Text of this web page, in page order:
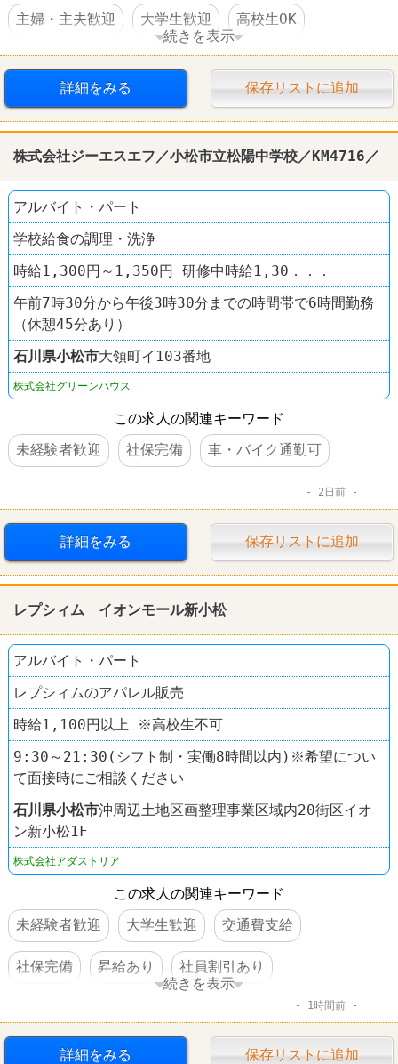
主婦・主夫歓迎 大学生歓迎 高校生OK
交通費支給 社員登用あり 車・バイク通勤可
続きを表示
詳細をみる 保存リストに追加
株式会社ジーエスエフ／小松市立松陽中学校／KM4716／
アルバイト・パート
学校給食の調理・洗浄
時給1,300円～1,350円 研修中時給1,30．．．
午前7時30分から午後3時30分までの時間帯で6時間勤務
（休憩45分あり）
石川県小松市大領町イ103番地
株式会社グリーンハウス
この求人の関連キーワード
未経験者歓迎
社保完備 車・バイク通勤可
2日前
詳細をみる 保存リストに追加
レプシィム イオンモール新小松
アルバイト・パート
レプシィムのアパレル販売
時給1,100円以上 ※高校生不可
9:30～21:30(シフト制・実働8時間以内)※希望につい
て面接時にご相談ください
石川県小松市沖周辺土地区画整理事業区域内20街区イオ
ン新小松1F
株式会社アダストリア
この求人の関連キーワード
未経験者歓迎
大学生歓迎 交通費支給
社保完備 昇給あり 社員割引あり
禁煙・分煙
ファッション・コスメ その他小売店 レプシィム
続きを表示
1時間前
詳細をみる 保存リストに追加